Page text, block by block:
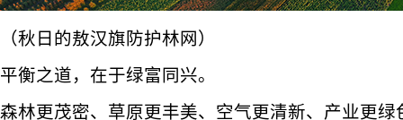
（秋日的敖汉旗防护林网）
平衡之道，在于绿富同兴。
森林更茂密、草原更丰美、空气更清新、产业更